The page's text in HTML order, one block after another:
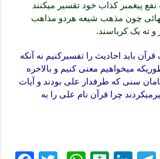
پیغمبر کذاب خود تقسیر میکنند
چون مذهب شیعه هردو مذاهب
ته یک کرباسند.
باید احادیث را تفسیرکنیم نه آنکه
میخواهیم معنی کنیم و بالاخره
سنی که طرفدار علی بودند و آیات
چرا قرآن نام علی را به